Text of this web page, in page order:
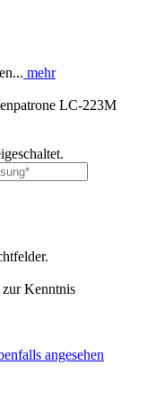
mehr
LC-223M
zur Kenntnis
angesehen